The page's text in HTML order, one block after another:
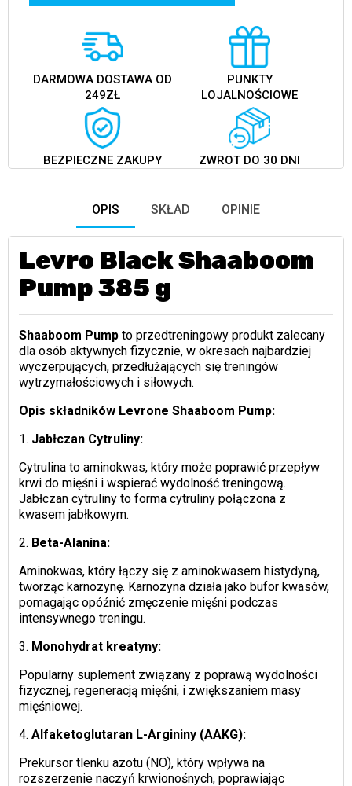
DARMOWA DOSTAWA OD
249ZŁ
PUNKTY
LOJALNOŚCIOWE
BEZPIECZNE ZAKUPY ZWROT DO 30 DNI
OPIS SKŁAD OPINIE
Levro Black Shaaboom
Pump 385 g
Shaaboom Pumpto przedtreningowy produkt zalecany
dla osób aktywnych fizycznie, w okresach najbardziej
wyczerpujących, przedłużających się treningów
wytrzymałościowych i siłowych.
Opis składników Levrone Shaaboom Pump:
1. Jabłczan Cytruliny:
Cytrulina to aminokwas, który może poprawić przepływ
krwi do mięśni i wspierać wydolność treningową.
Jabłczan cytruliny to forma cytruliny połączona z
kwasem jabłkowym.
2. Beta-Alanina:
Aminokwas, który łączy się z aminokwasem histydyną,
tworząc karnozynę. Karnozyna działa jako bufor kwasów,
pomagając opóźnić zmęczenie mięśni podczas
intensywnego treningu.
3. Monohydrat kreatyny:
Popularny suplement związany z poprawą wydolności
fizycznej, regeneracją mięśni, i zwiększaniem masy
mięśniowej.
4. Alfaketoglutaran L-Argininy (AAKG):
Prekursor tlenku azotu (NO), który wpływa na
rozszerzenie naczyń krwionośnych, poprawiając